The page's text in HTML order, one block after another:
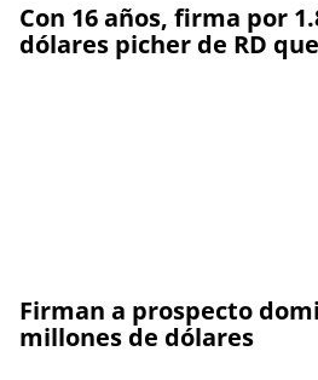
Con 16 años, firma por
dólares picher de RD
Firman a prospecto
millones de dólares